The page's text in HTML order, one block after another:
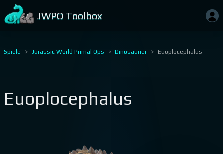
JWPO Toolbox
Spiele Jurassic World Primal Ops Dinosaurier Euoplocephalus
Euoplocephalus